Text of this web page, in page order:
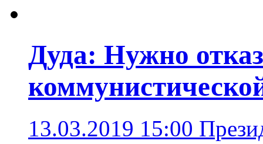
Дуда: Нужно
13.03.2019 15:00